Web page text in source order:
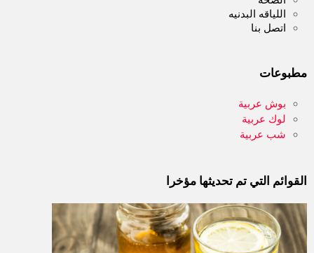
اللياقه البدنيه
اتصل بنا
مطبوعات
بوش عربية
لوك عربية
شب عربية
القوائم التي تم تحديثها مؤخرا